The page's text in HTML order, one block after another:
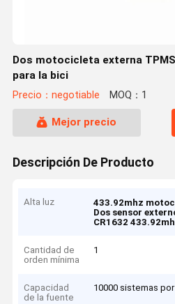
Dos motocicleta externa
para la bici
Precio：negotiable MOQ：1
Mejor precio
Descripción De Producto
Alta luz 433.92mhz
Dos sensor
CR1632
Cantidad de
orden mínima
1
Capacidad
de la fuente
10000 sistemas